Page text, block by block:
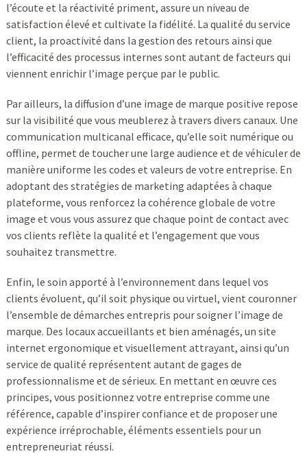
l’écoute et la réactivité priment, assure un niveau de
satisfaction élevé et cultivate la fidélité. La qualité du service
client, la proactivité dans la gestion des retours ainsi que
l’efficacité des processus internes sont autant de facteurs qui
viennent enrichir l’image perçue par le public.
Par ailleurs, la diffusion d’une image de marque positive repose
sur la visibilité que vous meublerez à travers divers canaux. Une
communication multicanal efficace, qu’elle soit numérique ou
offline, permet de toucher une large audience et de véhiculer de
manière uniforme les codes et valeurs de votre entreprise. En
adoptant des stratégies de marketing adaptées à chaque
plateforme, vous renforcez la cohérence globale de votre
image et vous vous assurez que chaque point de contact avec
vos clients reflète la qualité et l’engagement que vous
souhaitez transmettre.
Enfin, le soin apporté à l’environnement dans lequel vos
clients évoluent, qu’il soit physique ou virtuel, vient couronner
l’ensemble de démarches entrepris pour soigner l’image de
marque. Des locaux accueillants et bien aménagés, un site
internet ergonomique et visuellement attrayant, ainsi qu’un
service de qualité représentent autant de gages de
professionnalisme et de sérieux. En mettant en œuvre ces
principes, vous positionnez votre entreprise comme une
référence, capable d’inspirer confiance et de proposer une
expérience irréprochable, éléments essentiels pour un
entrepreneuriat réussi.